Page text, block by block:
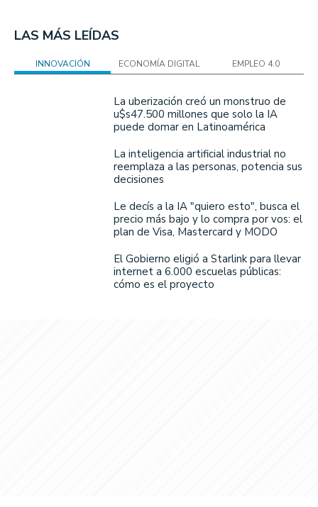
LAS MÁS LEÍDAS
INNOVACIÓN ECONOMÍA DIGITAL EMPLEO 4.0
La uberización creó un monstruo de
u$s47.500 millones que solo la IA
puede domar en Latinoamérica
La inteligencia artificial industrial no
reemplaza a las personas, potencia sus
decisiones
Le decís a la IA "quiero esto", busca el
precio más bajo y lo compra por vos: el
plan de Visa, Mastercard y MODO
El Gobierno eligió a Starlink para llevar
internet a 6.000 escuelas públicas:
cómo es el proyecto